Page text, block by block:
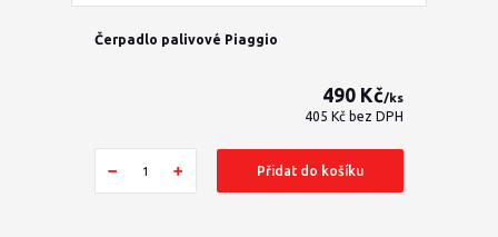
Čerpadlo palivové Piaggio
490 Kč/ks
405 Kč bez DPH
Přidat do košíku